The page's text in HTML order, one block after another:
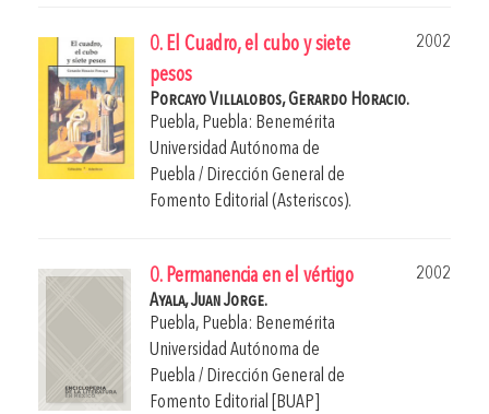
0. El Cuadro, el cubo y siete
pesos
2002
Porcayo Villalobos, Gerardo Horacio.
Puebla, Puebla: Benemérita
Universidad Autónoma de
Puebla / Dirección General de
Fomento Editorial (Asteriscos).
0. Permanencia en el vértigo
2002
Ayala, Juan Jorge.
Puebla, Puebla: Benemérita
Universidad Autónoma de
Puebla / Dirección General de
Fomento Editorial [BUAP]